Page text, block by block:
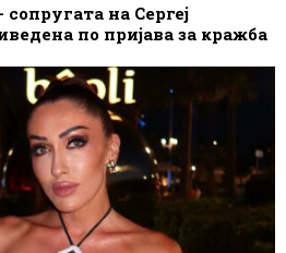
на Сергеј
по пријава за кражба